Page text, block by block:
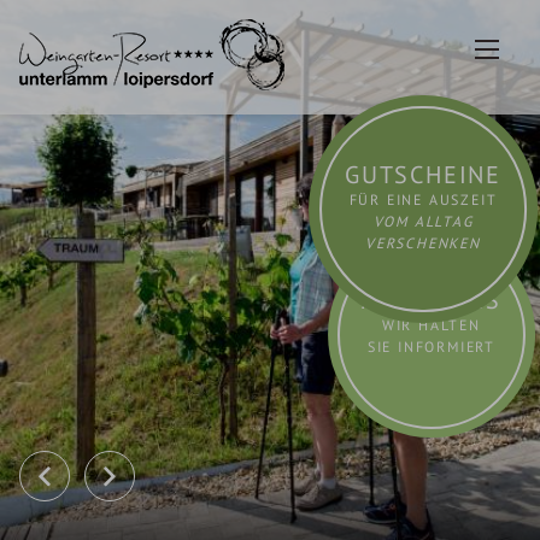
Inhalt
springen
GUTSCHEINE
FÜR EINE AUSZEIT
VOM ALLTAG
VERSCHENKEN
AKTUELLES
WIR HALTEN
SIE INFORMIERT